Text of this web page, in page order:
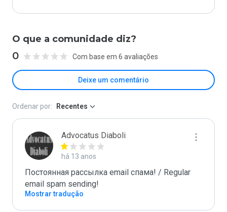
O que a comunidade diz?
0 Com base em 6 avaliações
Deixe um comentário
Ordenar por: Recentes
Advocatus Diaboli
há 13 anos
Постоянная рассылка email спама! / Regular
email spam sending!
Mostrar tradução